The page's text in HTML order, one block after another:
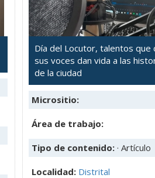
Día del Locutor, talentos que
sus voces dan vida a las
de la ciudad
Micrositio:
Área de trabajo:
Tipo de contenido: · Artículo
Localidad: Distrital